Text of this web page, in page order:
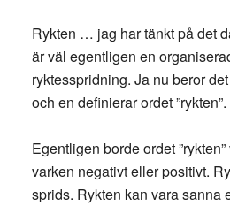
Rykten … jag har tänkt på det
är väl egentligen en
ryktesspridning. Ja nu beror
och en definierar ordet ”rykten”.
Egentligen borde ordet
varken negativt eller positivt.
sprids. Rykten kan vara sanna